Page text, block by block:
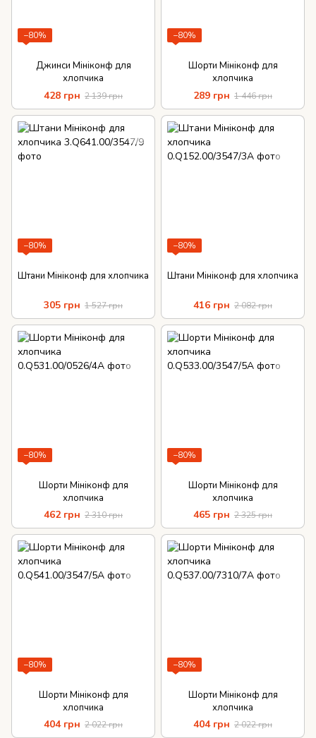
−80%
Джинси Мініконф для
хлопчика
428 грн 2 139 грн
−80%
Шорти Мініконф для
хлопчика
289 грн 1 446 грн
−80%
Штани Мініконф для хлопчика
305 грн 1 527 грн
−80%
Штани Мініконф для хлопчика
416 грн 2 082 грн
−80%
Шорти Мініконф для
хлопчика
462 грн 2 310 грн
−80%
Шорти Мініконф для
хлопчика
465 грн 2 325 грн
−80%
Шорти Мініконф для
хлопчика
404 грн 2 022 грн
−80%
Шорти Мініконф для
хлопчика
404 грн 2 022 грн